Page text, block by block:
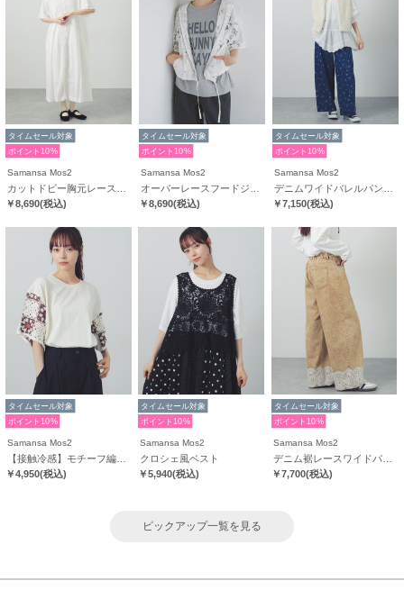
タイムセール対象
ポイント10%
Samansa Mos2
￥8,690(税込)
タイムセール対象
ポイント10%
Samansa Mos2
￥8,690(税込)
タイムセール対象
ポイント10%
Samansa Mos2
￥7,150(税込)
タイムセール対象
ポイント10%
Samansa Mos2
￥4,950(税込)
タイムセール対象
ポイント10%
Samansa Mos2
クロシェ風ベスト
￥5,940(税込)
タイムセール対象
ポイント10%
Samansa Mos2
デニム裾レースワイドパンツ
￥7,700(税込)
ピックアップ一覧を見る